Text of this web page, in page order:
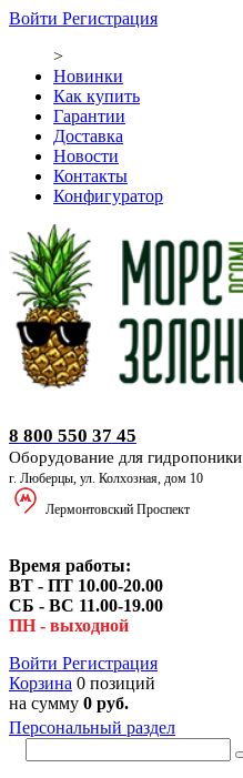
Войти Регистрация
>
Новинки
Как купить
Гарантии
Доставка
Новости
Контакты
Конфигуратор
8 800 550 37 45
Оборудование для гидропоники
г. Люберцы, ул. Колхозная, дом 10
Лермонтовский Проспект
Время работы:
ВТ - ПТ 10.00-20.00
СБ - ВС 11.00-19.00
ПН - выходной
Войти Регистрация
Корзина 0 позиций
на сумму 0 руб.
Персональный раздел